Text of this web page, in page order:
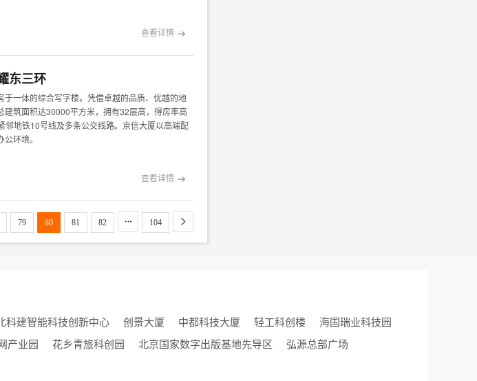
查看详情 
东三环
一体的综合写字楼。凭借卓越的品质、优越的地
筑面积达30000平方米，拥有32层高，得房率高
地铁10号线及多条公交线路。京信大厦以高端配
环境。
查看详情 
79 80 81 82  104 
科建智能科技创新中心 创景大厦 中都科技大厦 轻工科创楼
海国瑞业科技园
产业园 花乡青旅科创园 北京国家数字出版基地先导区
弘源总部广场